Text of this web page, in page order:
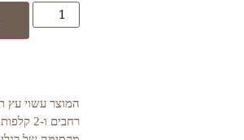
רחבים